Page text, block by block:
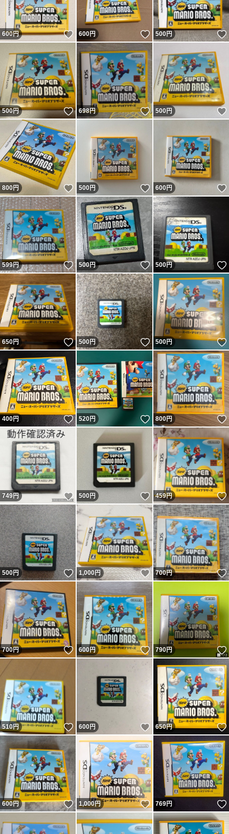
600円 いいね！
600円 いいね！
500円
500円 いいね！
698円 いいね！
500円
800円 いいね！
500円 いいね！
600円
599円 いいね！
500円 いいね！
500円
650円 いいね！
500円 いいね！
500円
400円 いいね！
520円 いいね！
800円
749円 いいね！
500円 いいね！
459円
500円 いいね！
1,000円 いいね！
700円
700円 いいね！
600円 いいね！
790円
510円 いいね！
600円 いいね！
650円
600円 いいね！
1,000円 いいね！
769円